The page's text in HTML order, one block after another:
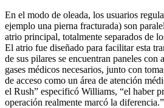
En el modo de oleada, los usuarios
ejemplo una pierna fracturada) son
atrio principal, totalmente separados de
El atrio fue diseñado para facilitar esta
de sus pilares se encuentran paneles con
gases médicos necesarios, junto con
de acceso como un área de atención
el Rush” especificó Williams, “el haber
operación realmente marcó la diferencia.”